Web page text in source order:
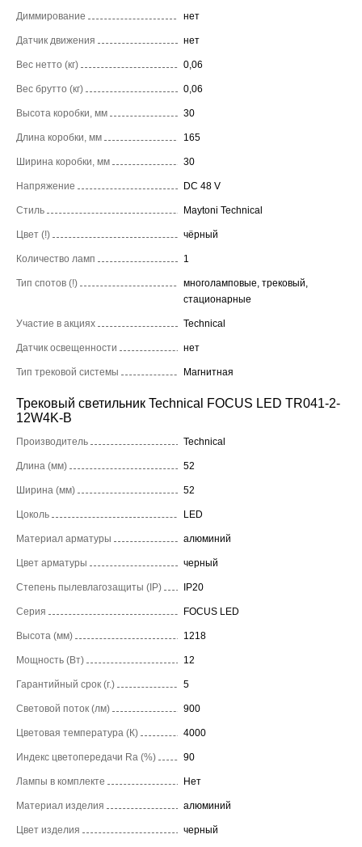
Диммирование нет
Датчик движения нет
Вес нетто (кг) 0,06
Вес брутто (кг) 0,06
Высота коробки, мм 30
Длина коробки, мм 165
Ширина коробки, мм 30
Напряжение DC 48 V
Стиль Maytoni Technical
Цвет (!) чёрный
Количество ламп 1
Тип спотов (!)
многоламповые, трековый,
стационарные
Участие в акциях Technical
Датчик освещенности нет
Тип трековой системы Магнитная
Трековый светильник Technical FOCUS LED TR041-2-
12W4K-B
Производитель Technical
Длина (мм) 52
Ширина (мм) 52
Цоколь LED
Материал арматуры алюминий
Цвет арматуры черный
Степень пылевлагозащиты (IP) IP20
Серия FOCUS LED
Высота (мм) 1218
Мощность (Вт) 12
Гарантийный срок (г.) 5
Световой поток (лм) 900
Цветовая температура (К) 4000
Индекс цветопередачи Ra (%) 90
Лампы в комплекте Нет
Материал изделия алюминий
Цвет изделия черный